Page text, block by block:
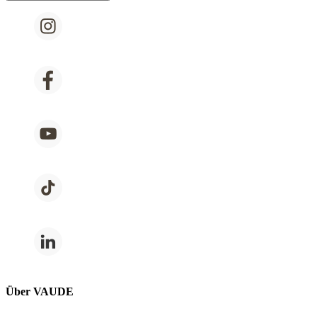
Über VAUDE